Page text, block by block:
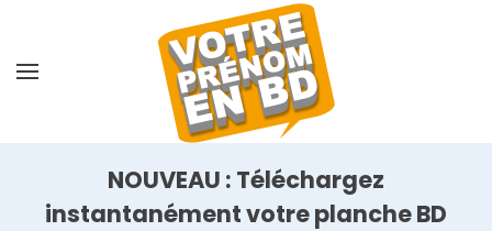
NOUVEAU : Téléchargez
instantanément votre planche BD